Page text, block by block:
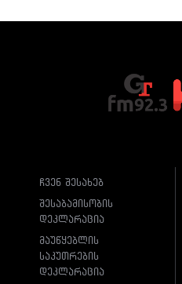
ჩვენ შესახებ
შესაბამისობის
დეკლარაცია
მაუწყებლის
საკუთრების
დეკლარაცია